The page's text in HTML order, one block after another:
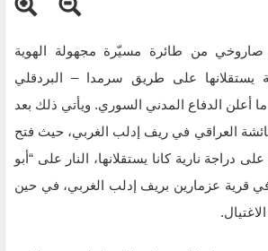
صاروخي من مسيّرة شمالي إدلب
من طائرة مسيّرة مجهولة الهوية
يستقلانها على طريق سرمدا – البردقلي
الدفاع المدني السوري. ويأتي ذلك بعد
العراقي في ريف إدلب الغربي، حيث فتح
دراجة نارية كانا يستقلانها، النار على “أبو
قرية عزمارين بريف إدلب الغربي، في حين